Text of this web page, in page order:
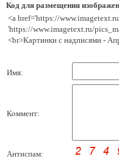
Код для размещения
<a href='https://
'https://www.imagetext.ru/
<br>Картинки с надписями -
Имя:
Коммент:
Антиспам: